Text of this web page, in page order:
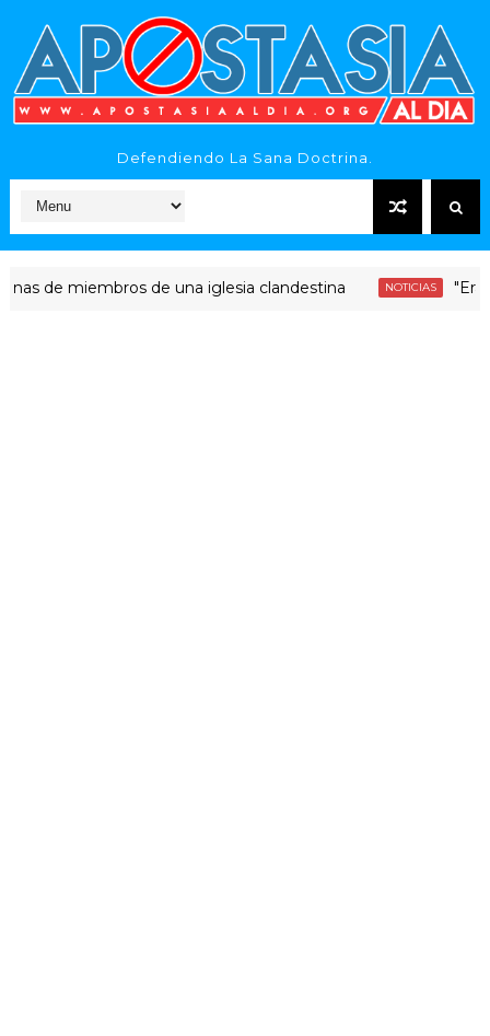
Defendiendo La Sana Doctrina.
miembros de una iglesia clandestina NOTICIAS "Era